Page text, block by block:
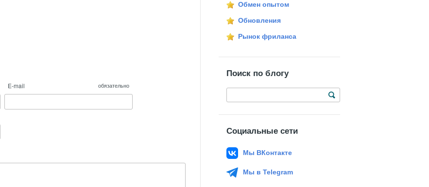
E-mail обязательно
Обмен опытом
Обновления
Рынок фриланса
Поиск по блогу
Социальные сети
Мы ВКонтакте
Мы в Telegram